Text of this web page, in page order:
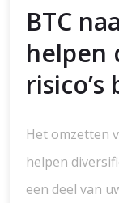
BTC
helpen
Het omzetten
helpen
een deel van